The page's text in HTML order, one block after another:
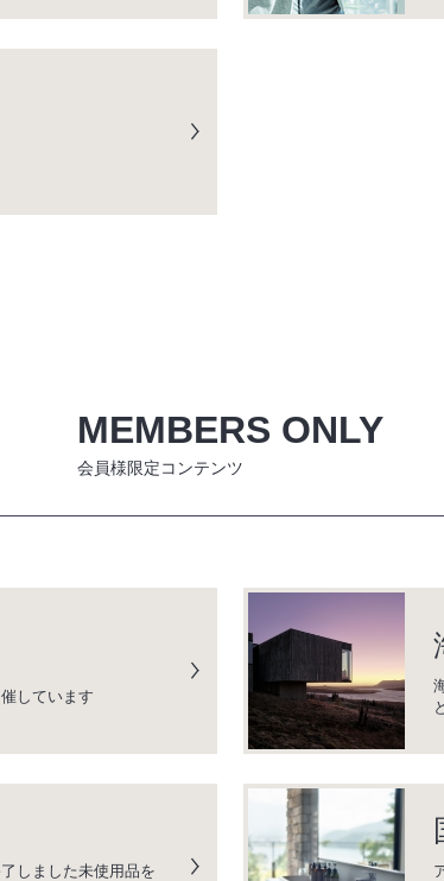
MEMBERS ONLY
会員様限定コンテンツ
しています
しました未使用品を